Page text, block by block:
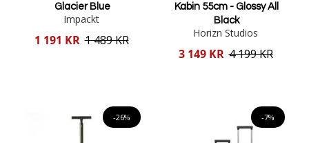
Glacier Blue
Impackt
Reducerat
1 191 KR 1 489 KR
Kabin 55cm - Glossy All
Black
Horizn Studios
Reducerat
3 149 KR 4 199 KR
-26% -7%